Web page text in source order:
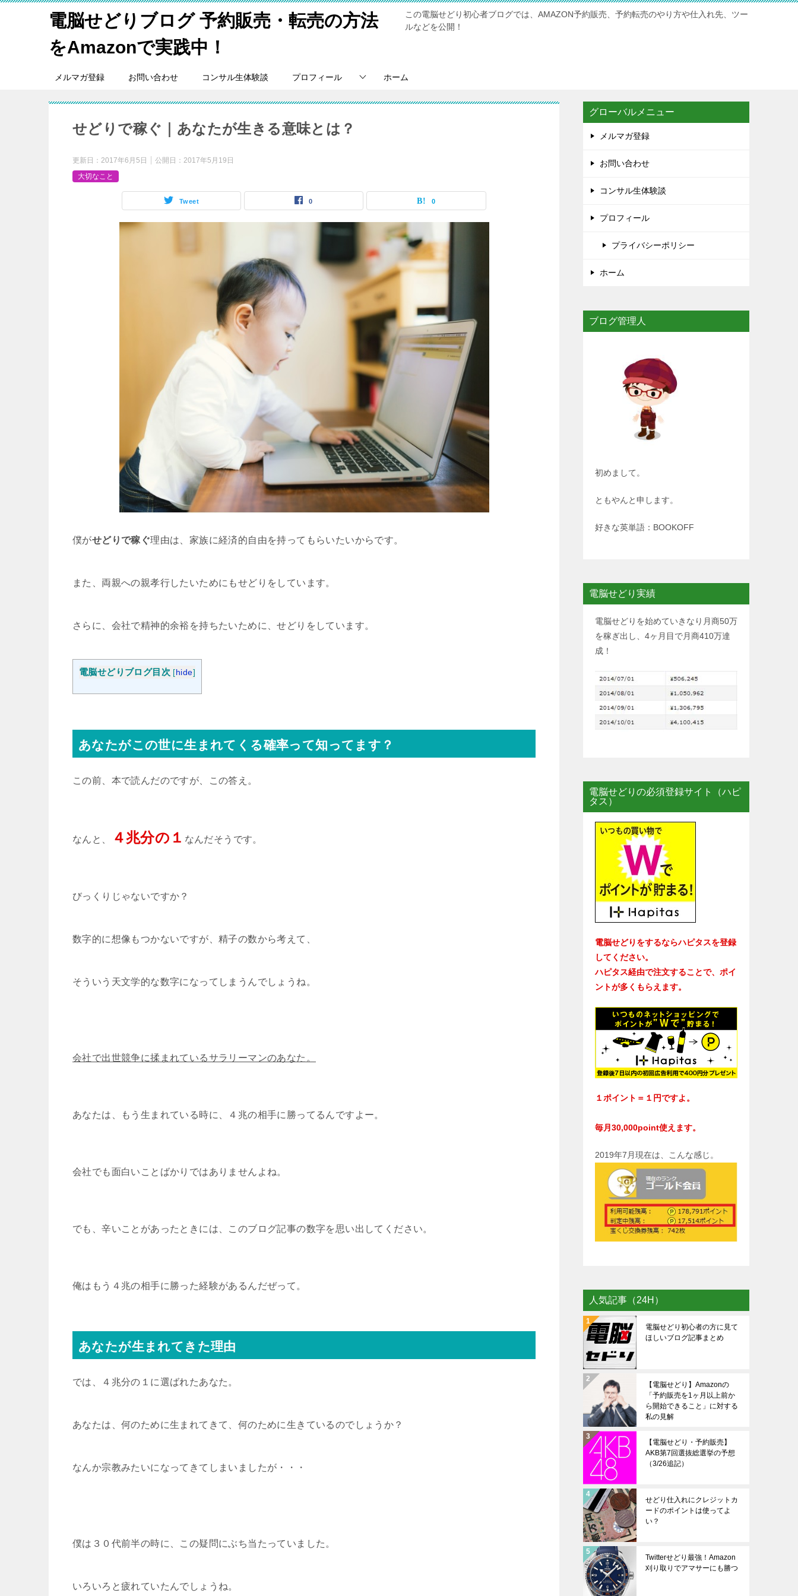
電脳せどりブログ 予約販売・転売の方法
をAmazonで実践中！
この電脳せどり初心者ブログでは、AMAZON予約販売、予約転売のやり方や仕入れ先、ツー
ルなどを公開！
メルマガ登録 お問い合わせ コンサル生体験談 プロフィール ホーム
せどりで稼ぐ｜あなたが生きる意味とは？
更新日： 2017年6月5日 公開日： 2017年5月19日
大切なこと
Tweet 0 0
僕がせどりで稼ぐ理由は、家族に経済的自由を持ってもらいたいからです。
また、両親への親孝行したいためにもせどりをしています。
さらに、会社で精神的余裕を持ちたいために、せどりをしています。
電脳せどりブログ目次 [ hide]
あなたがこの世に生まれてくる確率って知ってます？
この前、本で読んだのですが、この答え。
なんと、 ４兆分の１ なんだそうです。
びっくりじゃないですか？
数字的に想像もつかないですが、精子の数から考えて、
そういう天文学的な数字になってしまうんでしょうね。
会社で出世競争に揉まれているサラリーマンのあなた。
あなたは、もう生まれている時に、４兆の相手に勝ってるんですよー。
会社でも面白いことばかりではありませんよね。
でも、辛いことがあったときには、このブログ記事の数字を思い出してください。
俺はもう４兆の相手に勝った経験があるんだぜって。
あなたが生まれてきた理由
では、４兆分の１に選ばれたあなた。
あなたは、何のために生まれてきて、何のために生きているのでしょうか？
なんか宗教みたいになってきてしまいましたが・・・
僕は３０代前半の時に、この疑問にぶち当たっていました。
いろいろと疲れていたんでしょうね。
グローバルメニュー
メルマガ登録
お問い合わせ
コンサル生体験談
プロフィール
プライバシーポリシー
ホーム
ブログ管理人
初めまして。
ともやんと申します。
好きな英単語：BOOKOFF
電脳せどり実績
電脳せどりを始めていきなり月商50万
を稼ぎ出し、4ヶ月目で月商410万達
成！
電脳せどりの必須登録サイト（ハピ
タス）
電脳せどりをするならハピタスを登録
してください。
ハピタス経由で注文することで、ポイ
ントが多くもらえます。
１ポイント＝１円ですよ。
毎月30,000point使えます。
2019年7月現在は、こんな感じ。
人気記事（24H）
電脳せどり初心者の方に見て
ほしいブログ記事まとめ
【電脳せどり】Amazonの
「予約販売を1ヶ月以上前か
ら開始できること」に対する
私の見解
【電脳せどり・予約販売】
AKB第7回選抜総選挙の予想
（3/26追記）
せどり仕入れにクレジットカ
ードのポイントは使ってよ
い？
Twitterせどり最強！Amazon
刈り取りでアマサーにも勝つ